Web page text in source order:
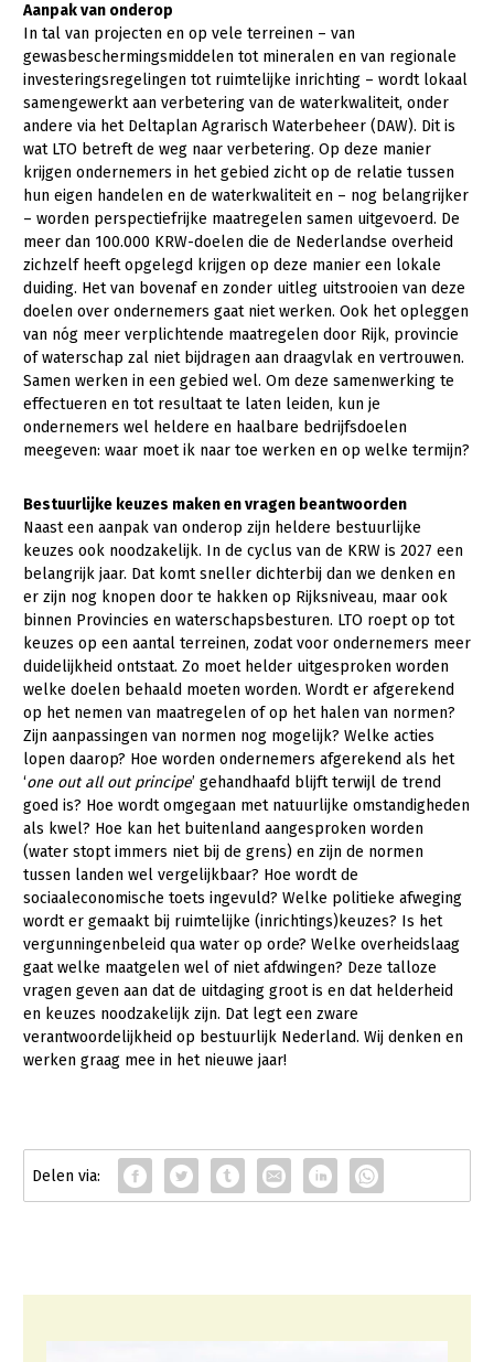
Kalverhouderij
Konijnenhouderij
Melkveehouderij
Paardenhouderij
Pluimveehouderij
Schapenhouderij
Varkenshouderij
Vleesveehouderij
Biologische Landbouw
Bollenteelt
Bomen, vaste planten en zomerbloemen
Fruitteelt
Glastuinbouw
Paddenstoelen
Vollegrondsgroente
Multifunctioneel
Vrouw en Bedrijf
Onderwerpen
Nieuws
Nieuwsabonnement
Webinars
Over LTO
LTO Nederland
Mensen
Bestuur en Directie
Medewerkers
Vakgroepbestuurders
Jaarverslag 2023
Vacatures
Pers
Contact
Aanpak van onderop
In tal van projecten en op vele terreinen – van
gewasbeschermingsmiddelen tot mineralen en van regionale
investeringsregelingen tot ruimtelijke inrichting – wordt lokaal
samengewerkt aan verbetering van de waterkwaliteit, onder
andere via het Deltaplan Agrarisch Waterbeheer (DAW). Dit is
wat LTO betreft de weg naar verbetering. Op deze manier
krijgen ondernemers in het gebied zicht op de relatie tussen
hun eigen handelen en de waterkwaliteit en – nog belangrijker
– worden perspectiefrijke maatregelen samen uitgevoerd. De
meer dan 100.000 KRW-doelen die de Nederlandse overheid
zichzelf heeft opgelegd krijgen op deze manier een lokale
duiding. Het van bovenaf en zonder uitleg uitstrooien van deze
doelen over ondernemers gaat niet werken. Ook het opleggen
van nóg meer verplichtende maatregelen door Rijk, provincie
of waterschap zal niet bijdragen aan draagvlak en vertrouwen.
Samen werken in een gebied wel. Om deze samenwerking te
effectueren en tot resultaat te laten leiden, kun je
ondernemers wel heldere en haalbare bedrijfsdoelen
meegeven: waar moet ik naar toe werken en op welke termijn?
Bestuurlijke keuzes maken en vragen beantwoorden
Naast een aanpak van onderop zijn heldere bestuurlijke
keuzes ook noodzakelijk. In de cyclus van de KRW is 2027 een
belangrijk jaar. Dat komt sneller dichterbij dan we denken en
er zijn nog knopen door te hakken op Rijksniveau, maar ook
binnen Provincies en waterschapsbesturen. LTO roept op tot
keuzes op een aantal terreinen, zodat voor ondernemers meer
duidelijkheid ontstaat. Zo moet helder uitgesproken worden
welke doelen behaald moeten worden. Wordt er afgerekend
op het nemen van maatregelen of op het halen van normen?
Zijn aanpassingen van normen nog mogelijk? Welke acties
lopen daarop? Hoe worden ondernemers afgerekend als het
‘one out all out principe’ gehandhaafd blijft terwijl de trend
goed is? Hoe wordt omgegaan met natuurlijke omstandigheden
als kwel? Hoe kan het buitenland aangesproken worden
(water stopt immers niet bij de grens) en zijn de normen
tussen landen wel vergelijkbaar? Hoe wordt de
sociaaleconomische toets ingevuld? Welke politieke afweging
wordt er gemaakt bij ruimtelijke (inrichtings)keuzes? Is het
vergunningenbeleid qua water op orde? Welke overheidslaag
gaat welke maatgelen wel of niet afdwingen? Deze talloze
vragen geven aan dat de uitdaging groot is en dat helderheid
en keuzes noodzakelijk zijn. Dat legt een zware
verantwoordelijkheid op bestuurlijk Nederland. Wij denken en
werken graag mee in het nieuwe jaar!